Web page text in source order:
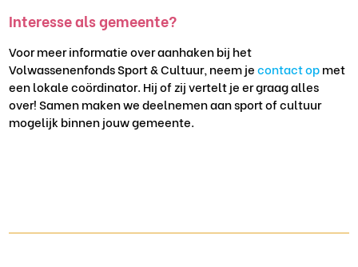
Interesse als gemeente?
Voor meer informatie over aanhaken bij het
Volwassenenfonds Sport & Cultuur, neem jecontact opmet
een lokale coördinator. Hij of zij vertelt je er graag alles
over! Samen maken we deelnemen aan sport of cultuur
mogelijk binnen jouw gemeente.